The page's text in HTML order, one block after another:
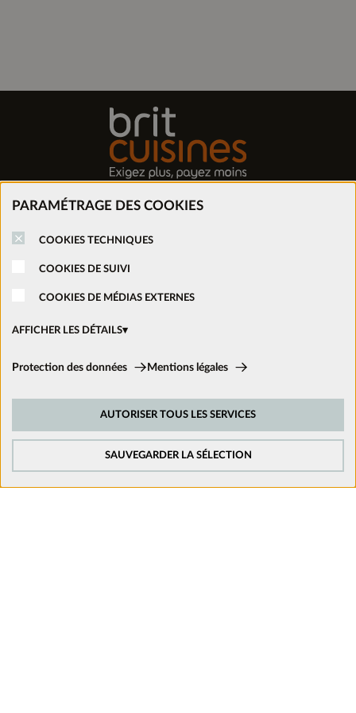
PARAMÉTRAGE DES COOKIES
COOKIES TECHNIQUES
COOKIES DE SUIVI
COOKIES DE MÉDIAS EXTERNES
AFFICHER LES DÉTAILS
Cookies techniques:
Afin d’améliorer constamment notre site web, nous analysons le
comportement de nos visiteurs. Pour cela, nous utilisons des cookies de
Protection des données Mentions légales
SAUVEGARDER LA SÉLECTION
AUTORISER TOUS LES SERVICES
Trouver mon magasin
Nous rejoindre
Nous suivre sur les réseaux